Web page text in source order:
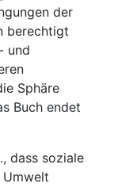
der
berechtigt
und
Sphäre
Buch endet
dass soziale